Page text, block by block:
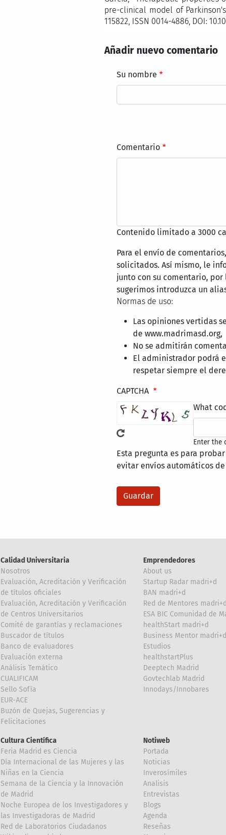
pre-clinical model of
115822, ISSN 0014-4886, DOI:
Añadir nuevo comentario
Su nombre
Comentario
Contenido limitado a 3000
Para el envío de
solicitados. Así mismo, le
junto con su comentario,
sugerimos introduzca un
Normas de uso:
Las opiniones vertidas
de www.madrimasd.org,
No se admitirán
El administrador podrá
respetar siempre el
CAPTCHA
What
Enter the
Esta pregunta es para
evitar envíos automáticos de
Calidad Universitaria
Nosotros
Evaluación, Acreditación y Verificación
de títulos oficiales
Evaluación, Acreditación y Verificación
de Centros Universitarios
Comité de garantías y reclamaciones
Buscador de títulos
Banco de evaluadores
Evaluación externa
Análisis Temático
CUALIFICAM
Sello Sofía
EUR-ACE
Buzón de Quejas, Sugerencias y
Felicitaciones
Emprendedores
About us
Startup Radar madri+d
BAN madri+d
Red de Mentores madri+d
ESA BIC Comunidad de
healthStart madri+d
Business Mentor madri+d
Estudios
healthstartPlus
Deeptech Madrid
Govtechlab Madrid
Innodays/Innobares
Cultura Científica
Feria Madrid es Ciencia
Día Internacional de las Mujeres y las
Niñas en la Ciencia
Semana de la Ciencia y la Innovación
de Madrid
Noche Europea de los Investigadores y
las Investigadoras de Madrid
Red de Laboratorios Ciudadanos
Notiweb
Portada
Noticias
Inverosímiles
Analisis
Entrevistas
Blogs
Agenda
Reseñas